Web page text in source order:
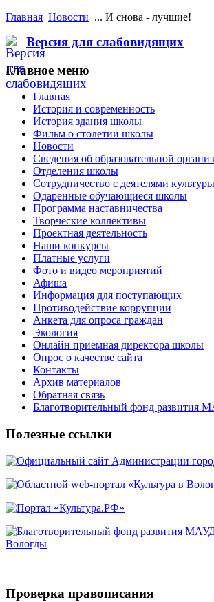
Главная Новости ... И снова - лучшие!
Версия для слабовидящих
Главное меню
Главная
История и современность
История здания школы
Фильм о столетии школы
Новости
Сведения об образовательной
Отделения школы
Сотрудничество с деятелями
Одаренные обучающиеся школы
Программа наставничества
Творческие коллективы
Проектная деятельность
Наши конкурсы
Платные услуги
Фото и видео мероприятий
Афиша
Информация для поступающих
Противодействие коррупции
Анкета для опроса граждан
Экология
Онлайн приемная директора школы
Опрос о качестве сайта
Контакты
Архив материалов
Обратная связь
Благотворительный фонд
Полезные ссылки
Проверка правописания